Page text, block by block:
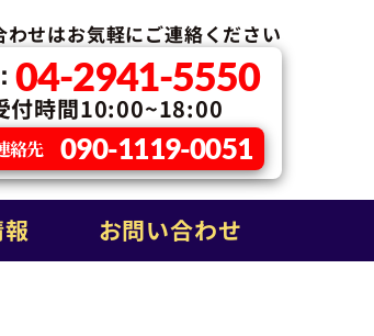
わせはお気軽にご連絡ください
04-2941-5550
付時間10:00~18:00
絡先 090-1119-0051
お問い合わせ